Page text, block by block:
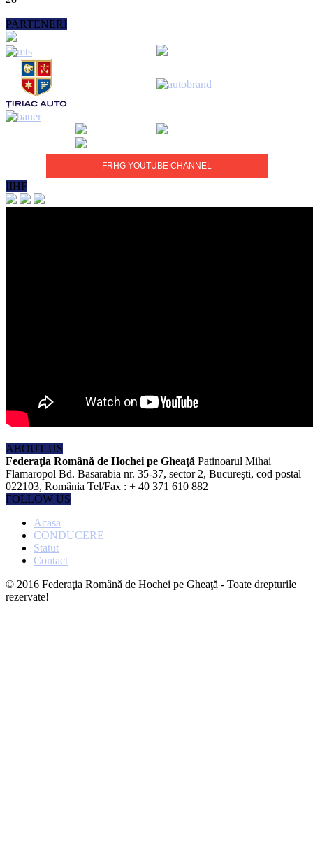
PARTENERI
FRHG YOUTUBE CHANNEL
IIHF
ABOUT US
Federaţia Română de Hochei pe Gheaţă Patinoarul Mihai
Flamaropol Bd. Basarabia nr. 35-37, sector 2, Bucureşti, cod postal
022103, România Tel/Fax : + 40 371 610 882
FOLLOW US
Acasa
CONDUCERE
Statut
Contact
© 2016 Federaţia Română de Hochei pe Gheaţă - Toate drepturile
rezervate!